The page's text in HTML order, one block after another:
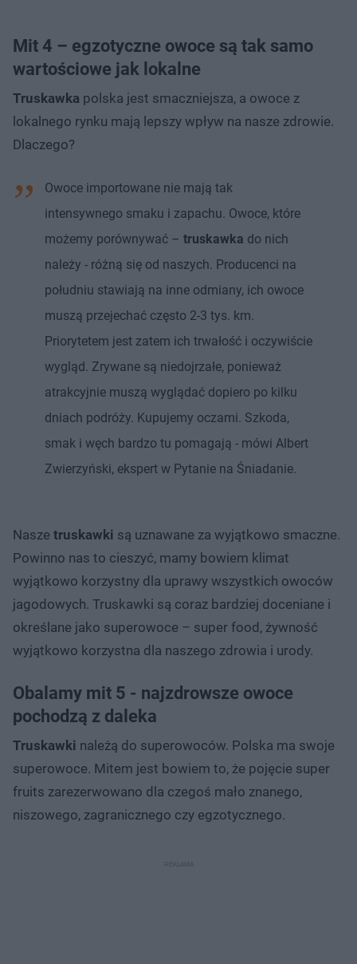
Mit 4 – egzotyczne owoce są tak samo
wartościowe jak lokalne
Truskawka polska jest smaczniejsza, a owoce z
lokalnego rynku mają lepszy wpływ na nasze zdrowie.
Dlaczego?
Owoce importowane nie mają tak
intensywnego smaku i zapachu. Owoce, które
możemy porównywać – truskawka do nich
należy - różną się od naszych. Producenci na
południu stawiają na inne odmiany, ich owoce
muszą przejechać często 2-3 tys. km.
Priorytetem jest zatem ich trwałość i oczywiście
wygląd. Zrywane są niedojrzałe, ponieważ
atrakcyjnie muszą wyglądać dopiero po kilku
dniach podróży. Kupujemy oczami. Szkoda,
smak i węch bardzo tu pomagają - mówi Albert
Zwierzyński, ekspert w Pytanie na Śniadanie.
Nasze truskawki są uznawane za wyjątkowo smaczne.
Powinno nas to cieszyć, mamy bowiem klimat
wyjątkowo korzystny dla uprawy wszystkich owoców
jagodowych. Truskawki są coraz bardziej doceniane i
określane jako superowoce – super food, żywność
wyjątkowo korzystna dla naszego zdrowia i urody.
Obalamy mit 5 - najzdrowsze owoce
pochodzą z daleka
Truskawki należą do superowoców. Polska ma swoje
superowoce. Mitem jest bowiem to, że pojęcie super
fruits zarezerwowano dla czegoś mało znanego,
niszowego, zagranicznego czy egzotycznego.